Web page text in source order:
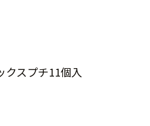
クスプチ11個入